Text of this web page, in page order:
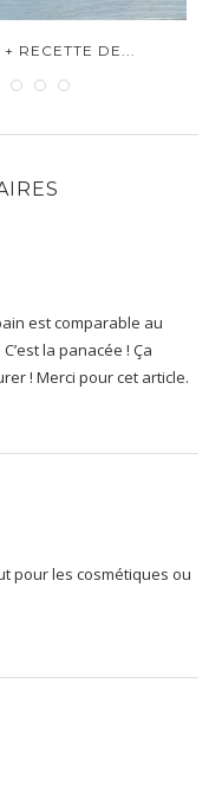
RECETTE DE...
est comparable au
la panacée ! Ça
! Merci pour cet article.
pour les cosmétiques ou